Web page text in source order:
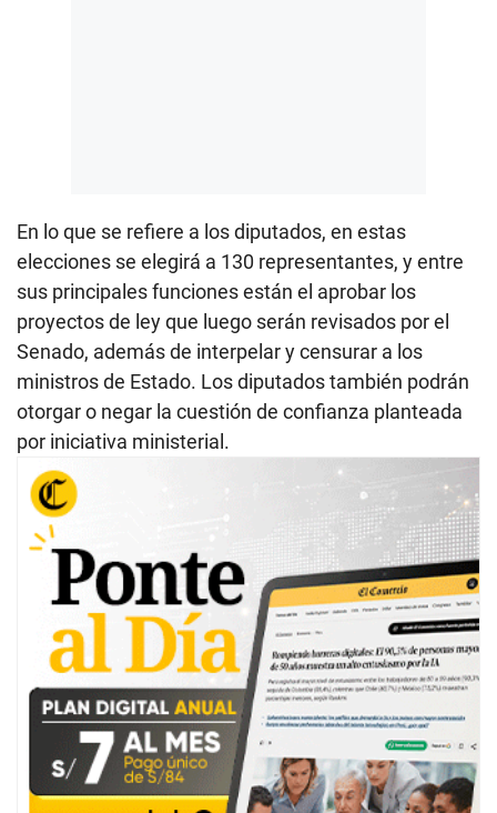
En lo que se refiere a los diputados, en estas
elecciones se elegirá a 130 representantes, y entre
sus principales funciones están el aprobar los
proyectos de ley que luego serán revisados por el
Senado, además de interpelar y censurar a los
ministros de Estado. Los diputados también podrán
otorgar o negar la cuestión de confianza planteada
por iniciativa ministerial.